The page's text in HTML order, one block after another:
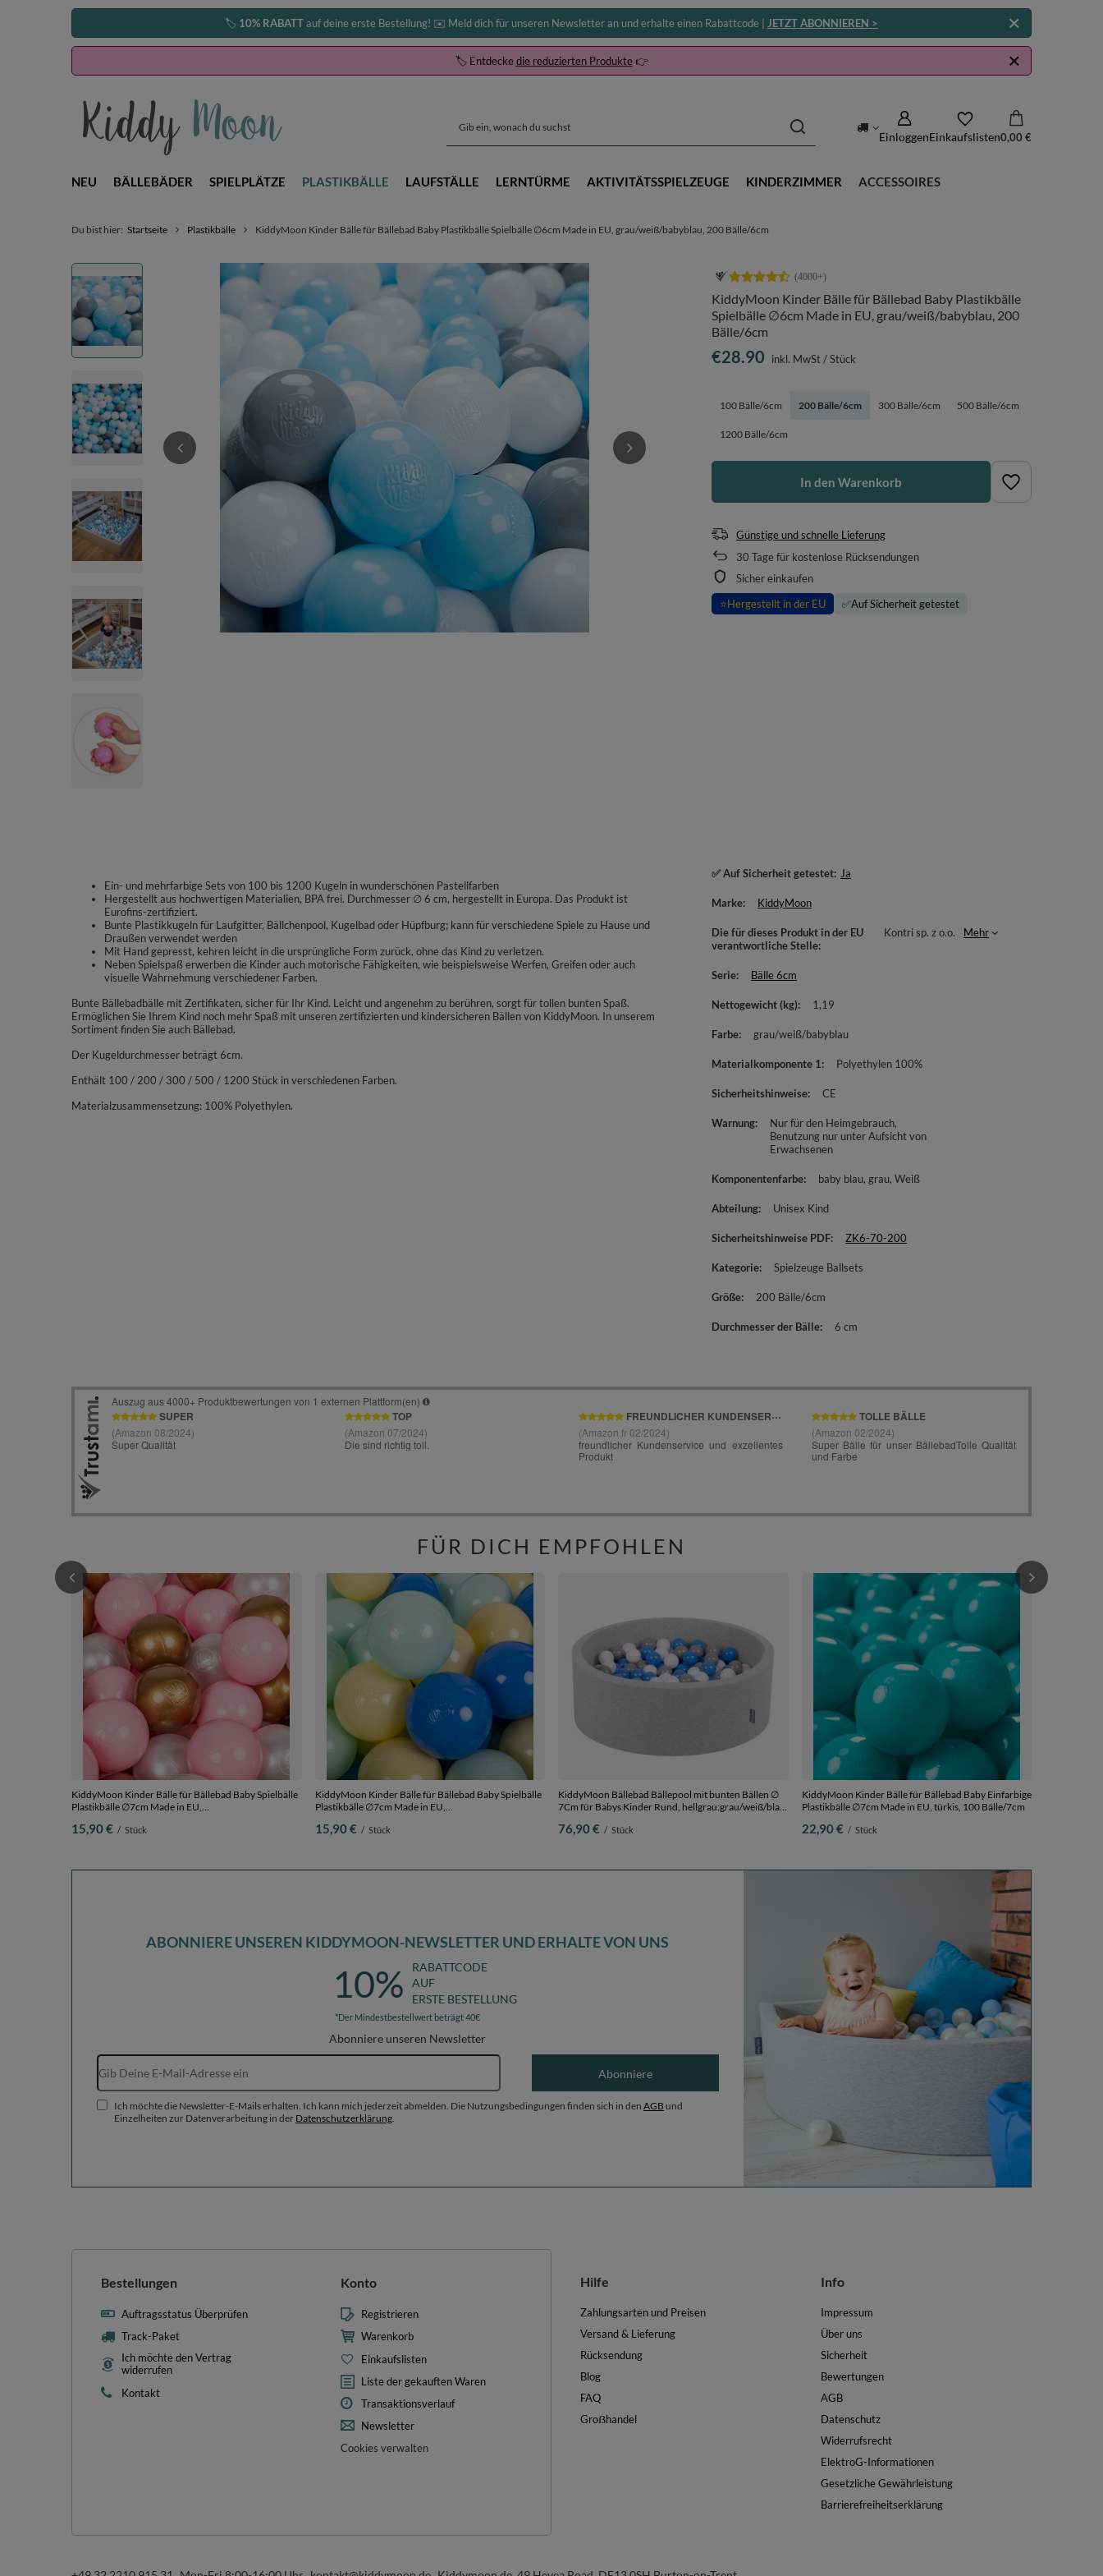
🏷️ 10% RABATTauf deine erste Bestellung! ✉️ Meld dich für unseren Newsletter an und erhalte einen Rabattcode | JETZT ABONNIEREN >
🏷️ Entdeckedie reduzierten Produkte👉
EinloggenEinkaufslisten0,00 €
NEU BÄLLEBÄDER SPIELPLÄTZE PLASTIKBÄLLE LAUFSTÄLLE LERNTÜRME AKTIVITÄTSSPIELZEUGE KINDERZIMMER ACCESSOIRES
Du bist hier: Startseite Plastikbälle KiddyMoon Kinder Bälle für Bällebad Baby Plastikbälle Spielbälle ∅6cm Made in EU, grau/weiß/babyblau, 200 Bälle/6cm
KiddyMoon Kinder Bälle für Bällebad Baby Plastikbälle
Spielbälle ∅6cm Made in EU, grau/weiß/babyblau, 200
Bälle/6cm
100 Bälle/6cm 200 Bälle/6cm 300 Bälle/6cm 500 Bälle/6cm
1200 Bälle/6cm
€28.90 inkl. MwSt/Stück
In den Warenkorb
Günstige und schnelle Lieferung
30 Tage für kostenlose Rücksendungen
Sicher einkaufen
⭐Hergestellt in der EU ✅Auf Sicherheit getestet
Ein- und mehrfarbige Sets von 100 bis 1200 Kugeln in wunderschönen Pastellfarben
Hergestellt aus hochwertigen Materialien, BPA frei. Durchmesser ∅ 6 cm, hergestellt in Europa. Das Produkt ist
Eurofins-zertifiziert.
Bunte Plastikkugeln für Laufgitter, Bällchenpool, Kugelbad oder Hüpfburg; kann für verschiedene Spiele zu Hause und
Draußen verwendet werden
Mit Hand gepresst, kehren leicht in die ursprüngliche Form zurück, ohne das Kind zu verletzen.
Neben Spielspaß erwerben die Kinder auch motorische Fähigkeiten, wie beispielsweise Werfen, Greifen oder auch
visuelle Wahrnehmung verschiedener Farben.
Bunte Bällebadbälle mit Zertifikaten, sicher für Ihr Kind. Leicht und angenehm zu berühren, sorgt für tollen bunten Spaß.
Ermöglichen Sie Ihrem Kind noch mehr Spaß mit unseren zertifizierten und kindersicheren Bällen von KiddyMoon. In unserem
Sortiment finden Sie auch Bällebad.
Der Kugeldurchmesser beträgt 6cm.
Enthält 100 / 200 / 300 / 500 / 1200 Stück in verschiedenen Farben.
Materialzusammensetzung: 100% Polyethylen.
✅ Auf Sicherheit getestet Ja
Marke KiddyMoon
Die für dieses Produkt in der EU
verantwortliche Stelle
Kontri sp. z o.o. Mehr
Serie Bälle 6cm
Nettogewicht (kg) 1,19
Farbe grau/weiß/babyblau
Materialkomponente 1 Polyethylen 100%
Sicherheitshinweise CE
Warnung
Nur für den Heimgebrauch
Benutzung nur unter Aufsicht von
Erwachsenen
Komponentenfarbe baby blau grau Weiß
Abteilung Unisex Kind
Sicherheitshinweise PDF ZK6-70-200
Kategorie Spielzeuge Ballsets
Größe 200 Bälle/6cm
Durchmesser der Bälle 6 cm
FÜR DICH EMPFOHLEN
KiddyMoon Kinder Bälle für Bällebad Baby Spielbälle
Plastikbälle ∅7cm Made in EU,
15,90 € / Stück
KiddyMoon Kinder Bälle für Bällebad Baby Spielbälle
Plastikbälle ∅7cm Made in EU,
15,90 € / Stück
KiddyMoon Bällebad Bällepool mit bunten Bällen ∅
7Cm für Babys Kinder Rund, hellgrau:grau/weiß/blau,
76,90 € / Stück
KiddyMoon Kinder Bälle für Bällebad Baby Einfarbige
Plastikbälle ∅7cm Made in EU, türkis, 100 Bälle/7cm
22,90 € / Stück
KiddyMoon
ABONNIERE UNSEREN KIDDYMOON-NEWSLETTER UND ERHALTE VON UNS
10%
RABATTCODE
AUF
ERSTE BESTELLUNG
*Der Mindestbestellwert beträgt 40€
Abonniere unseren Newsletter
E-Mail-Adresse
Abonniere
Ich möchte die Newsletter-E-Mails erhalten. Ich kann mich jederzeit abmelden. Die Nutzungsbedingungen finden sich in den AGB und
Einzelheiten zur Datenverarbeitung in der Datenschutzerklärung
Bestellungen
Auftragsstatus Überprüfen
Track-Paket
Ich möchte den Vertrag
widerrufen
Kontakt
Konto
Registrieren
Warenkorb
Einkaufslisten
Liste der gekauften Waren
Transaktionsverlauf
Newsletter
Cookies verwalten
Hilfe
Zahlungsarten und Preisen
Versand & Lieferung
Rücksendung
Blog
FAQ
Groẞhandel
Info
Impressum
Über uns
Sicherheit
Bewertungen
AGB
Datenschutz
Widerrufsrecht
ElektroG-Informationen
Gesetzliche Gewährleistung
Barrierefreiheitserklärung